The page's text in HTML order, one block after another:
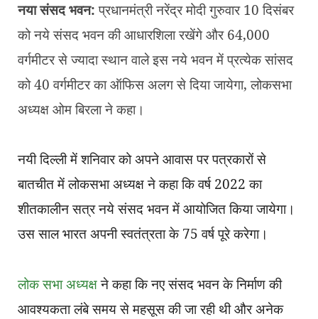
नया संसद भवन:प्रधानमंत्री नरेंद्र मोदी गुरुवार 10 दिसंबर
को नये संसद भवन की आधारशिला रखेंगे और 64,000
वर्गमीटर से ज्यादा स्थान वाले इस नये भवन में प्रत्येक सांसद
को 40 वर्गमीटर का ऑफिस अलग से दिया जायेगा, लोकसभा
अध्यक्ष ओम बिरला ने कहा।
नयी दिल्ली में शनिवार को अपने आवास पर पत्रकारों से
बातचीत में लोकसभा अध्यक्ष ने कहा कि वर्ष 2022 का
शीतकालीन सत्र नये संसद भवन में आयोजित किया जायेगा।
उस साल भारत अपनी स्वतंत्रता के 75 वर्ष पूरे करेगा।
लोक सभा अध्यक्षने कहा कि नए संसद भवन के निर्माण की
आवश्यकता लंबे समय से महसूस की जा रही थी और अनेक